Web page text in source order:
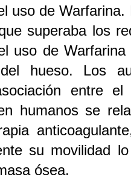
uso de
superaba los
uso de
del hueso. Los
entre
humanos se
su movilidad
ósea.